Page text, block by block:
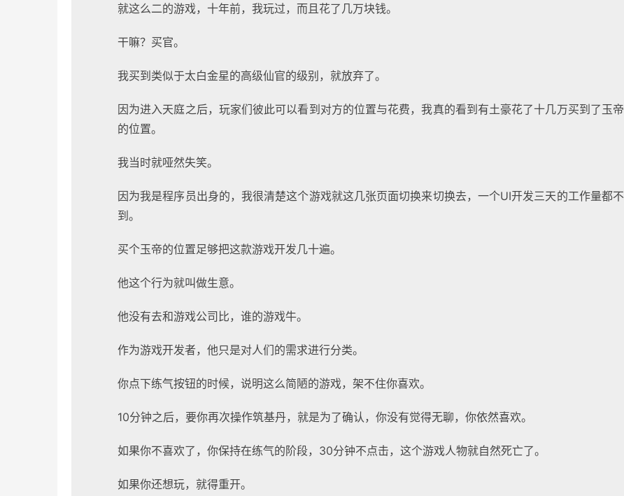
就这么二的游戏，十年前，我玩过，而且花了几万块钱。
干嘛？买官。
我买到类似于太白金星的高级仙官的级别，就放弃了。
因为进入天庭之后，玩家们彼此可以看到对方的位置与花费，我真的看到有土豪花了十几万买到了玉帝
的位置。
我当时就哑然失笑。
因为我是程序员出身的，我很清楚这个游戏就这几张页面切换来切换去，一个UI开发三天的工作量都不
到。
买个玉帝的位置足够把这款游戏开发几十遍。
他这个行为就叫做生意。
他没有去和游戏公司比，谁的游戏牛。
作为游戏开发者，他只是对人们的需求进行分类。
你点下练气按钮的时候，说明这么简陋的游戏，架不住你喜欢。
10分钟之后，要你再次操作筑基丹，就是为了确认，你没有觉得无聊，你依然喜欢。
如果你不喜欢了，你保持在练气的阶段，30分钟不点击，这个游戏人物就自然死亡了。
如果你还想玩，就得重开。